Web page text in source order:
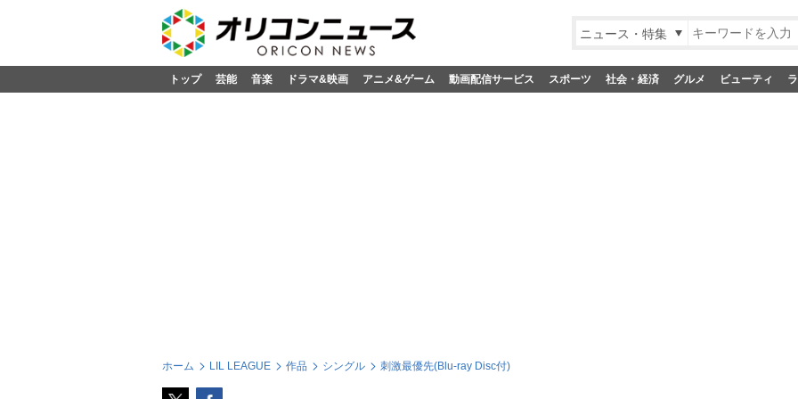
ニュース・特集
トップ 芸能 音楽 ドラマ&映画 アニメ&ゲーム 動画配信サービス スポーツ 社会・経済 グルメ ビューティ
ホーム LIL LEAGUE 作品 シングル 刺激最優先(Blu-ray Disc付)